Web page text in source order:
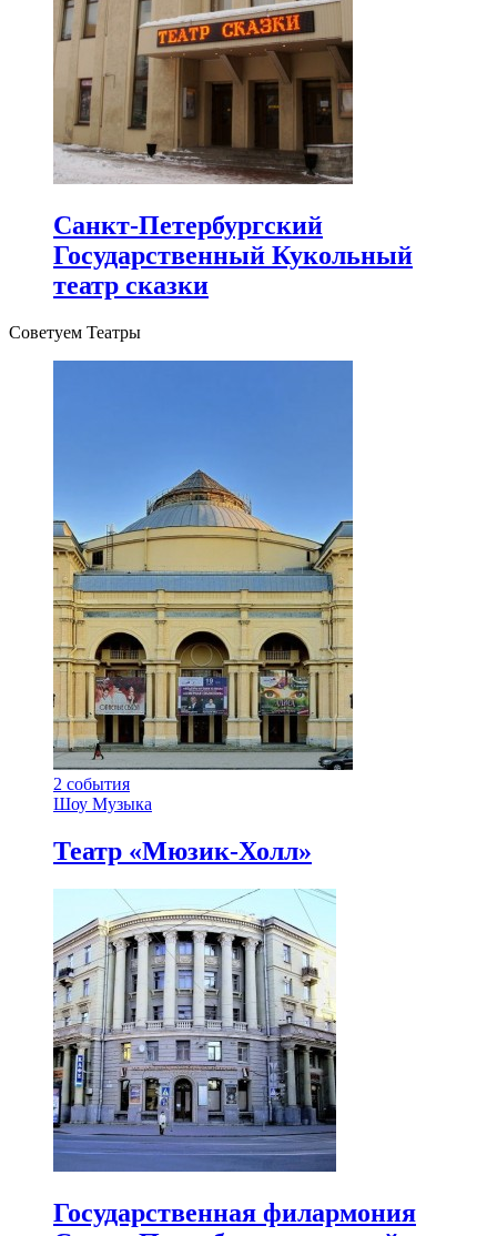
Санкт-Петербургский
Государственный Кукольный
театр сказки
Советуем Театры
2 события
Шоу Музыка
Театр «Мюзик-Холл»
Государственная филармония